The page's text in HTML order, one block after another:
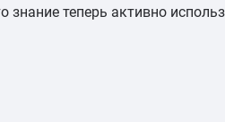
теперь активно